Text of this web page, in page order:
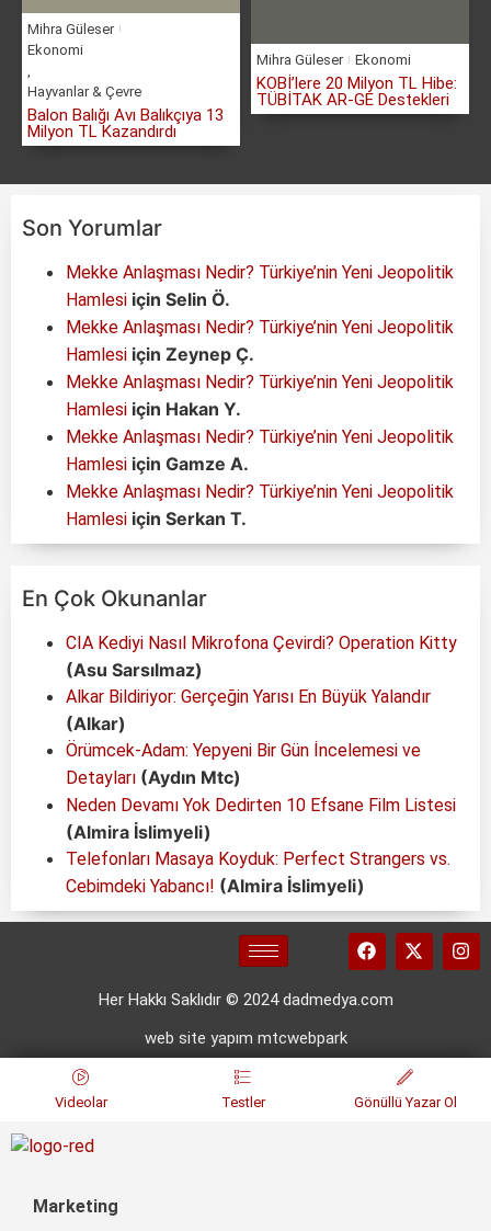
Mihra Güleser
Ekonomi
Hayvanlar & Çevre
Balon Balığı Avı Balıkçıya 13
Milyon TL Kazandırdı
Mihra Güleser Ekonomi
KOBİ’lere 20 Milyon TL Hibe:
TÜBİTAK AR-GE Destekleri
Son Yorumlar
Mekke Anlaşması Nedir? Türkiye’nin Yeni Jeopolitik
Hamlesi için Selin Ö.
Mekke Anlaşması Nedir? Türkiye’nin Yeni Jeopolitik
Hamlesi için Zeynep Ç.
Mekke Anlaşması Nedir? Türkiye’nin Yeni Jeopolitik
Hamlesi için Hakan Y.
Mekke Anlaşması Nedir? Türkiye’nin Yeni Jeopolitik
Hamlesi için Gamze A.
Mekke Anlaşması Nedir? Türkiye’nin Yeni Jeopolitik
Hamlesi için Serkan T.
En Çok Okunanlar
CIA Kediyi Nasıl Mikrofona Çevirdi? Operation Kitty
(Asu Sarsılmaz)
Alkar Bildiriyor: Gerçeğin Yarısı En Büyük Yalandır
(Alkar)
Örümcek-Adam: Yepyeni Bir Gün İncelemesi ve
Detayları (Aydın Mtc)
Neden Devamı Yok Dedirten 10 Efsane Film Listesi
(Almira İslimyeli)
Telefonları Masaya Koyduk: Perfect Strangers vs.
Cebimdeki Yabancı! (Almira İslimyeli)
Her Hakkı Saklıdır © 2024 dadmedya.com
web site yapım mtcwebpark
Videolar Testler Gönüllü Yazar Ol
Marketing